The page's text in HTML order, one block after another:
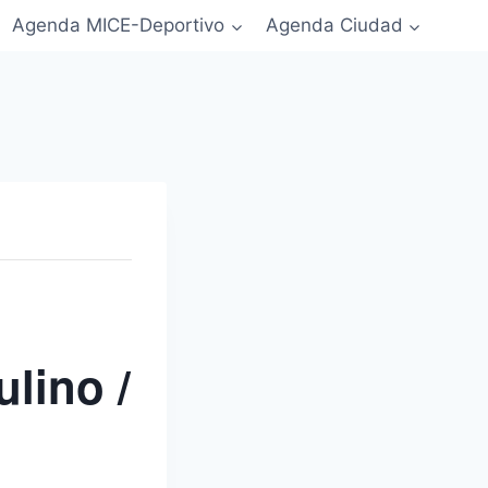
Agenda MICE-Deportivo Agenda Ciudad
/